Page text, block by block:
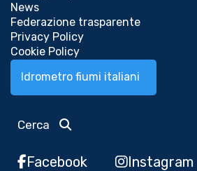
News
Federazione trasparente
Privacy Policy
Cookie Policy
Idrometro fiumi italiani
Cerca
Facebook Instagram